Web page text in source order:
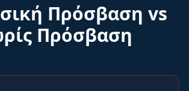
Πρόσβαση vs
Πρόσβαση